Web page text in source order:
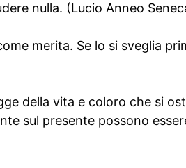
nulla. (Lucio Anneo
merita. Se lo si sveglia
della vita e coloro che si
sul presente possono